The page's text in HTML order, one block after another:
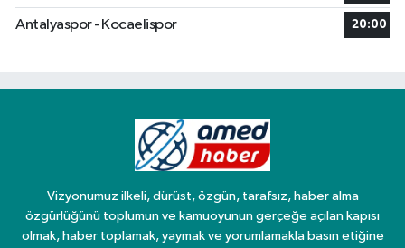
Antalyaspor - Kocaelispor 20:00
Vizyonumuz ilkeli, dürüst, özgün, tarafsız, haber alma
özgürlüğünü toplumun ve kamuoyunun gerçeğe açılan kapısı
olmak, haber toplamak, yaymak ve yorumlamakla basın etiğine